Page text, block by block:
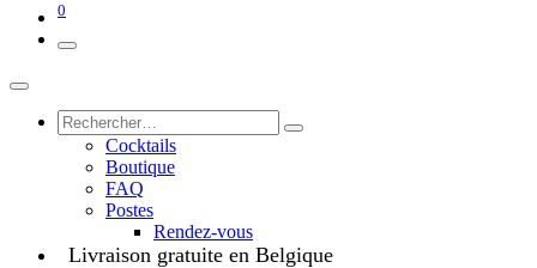
0
Cocktails
Boutique
FAQ
Postes
Rendez-vous
Livraison gratuite en Belgique